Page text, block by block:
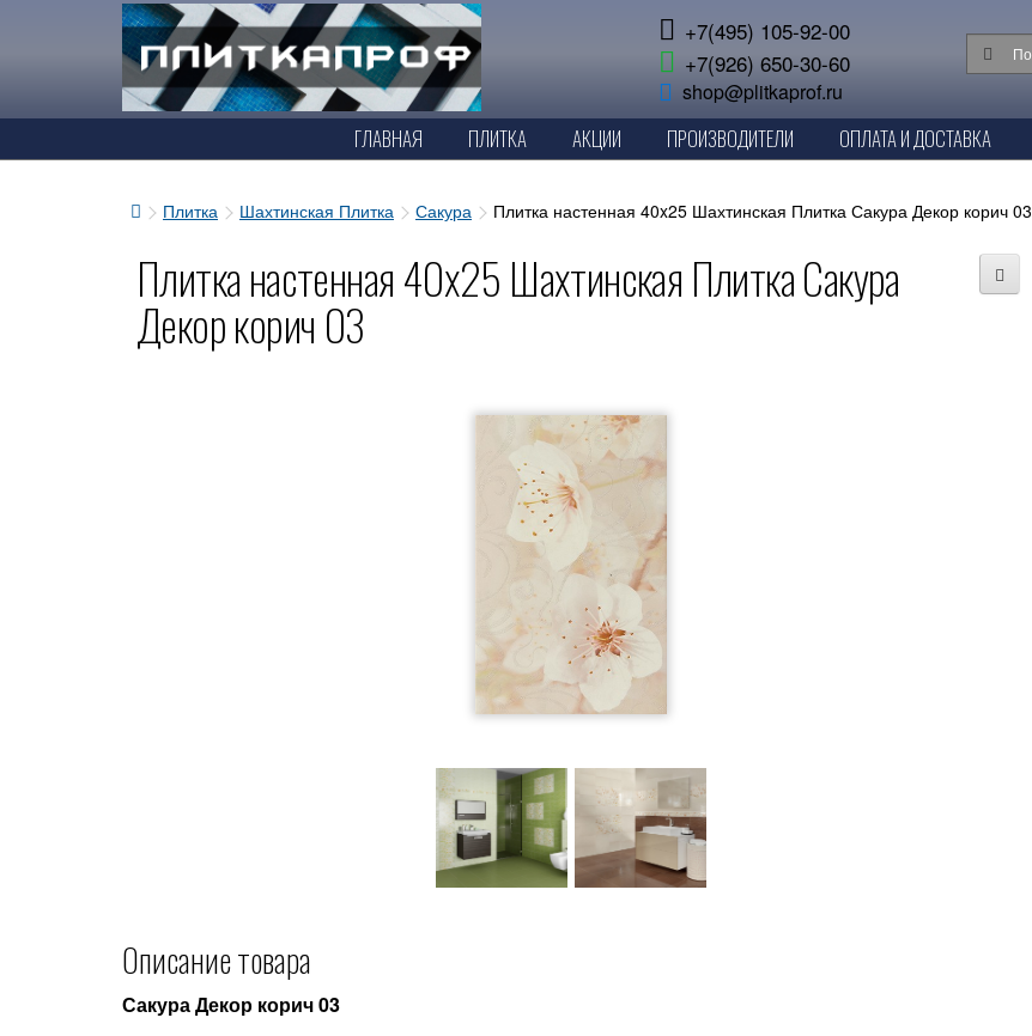
+7(495) 105-92-00
+7(926) 650-30-60
shop@plitkaprof.ru
ГЛАВНАЯ ПЛИТКА АКЦИИ ПРОИЗВОДИТЕЛИ ОПЛАТА И ДОСТАВКА
Плитка Шахтинская Плитка Сакура Плитка настенная 40x25 Шахтинская Плитка Сакура Декор корич 03
Плитка настенная 40x25 Шахтинская Плитка Сакура
Декор корич 03
Описание товара
Сакура Декор корич 03